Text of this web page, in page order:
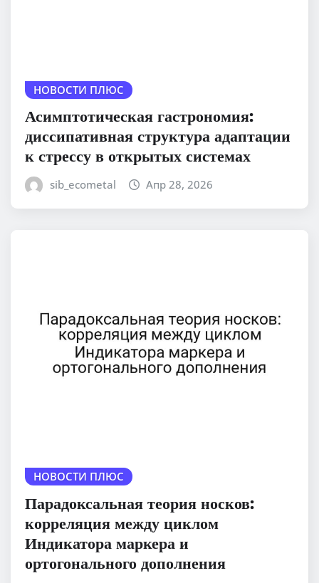
НОВОСТИ ПЛЮС
Асимптотическая гастрономия:
диссипативная структура адаптации
к стрессу в открытых системах
sib_ecometal Апр 28, 2026
НОВОСТИ ПЛЮС
Парадоксальная теория носков:
корреляция между циклом
Индикатора маркера и
ортогонального дополнения